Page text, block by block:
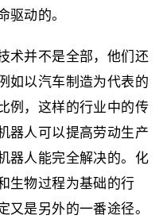
驱动的。
术并不是全部，他们还
如以汽车制造为代表的
例，这样的行业中的传
器人可以提高劳动生产
器人能完全解决的。化
生物过程为基础的行
又是另外的一番途径。